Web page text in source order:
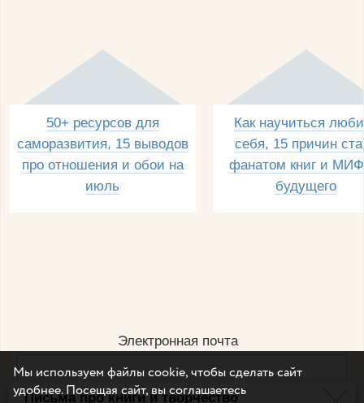
Письма про книги и творчество
50+ ресурсов для
саморазвития, 15 выводов
про отношения и обои на
июль
Как научиться
себя, 15 причин
фанатом книг и
будущего
Электронная почта
Например, dulsineya@gmail.com
Мы используем файлы cookie, чтобы сделать сайт
удобнее. Посещая сайт, вы соглашаетесь